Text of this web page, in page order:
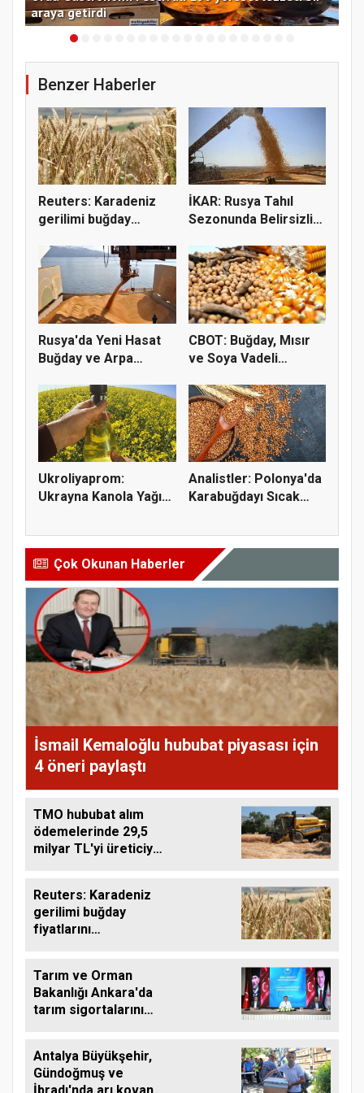
araya getirdi
Benzer Haberler
Reuters: Karadeniz
gerilimi buğday
İKAR: Rusya Tahıl
Sezonunda Belirsizlik
Rusya'da Yeni Hasat
Buğday ve Arpa
CBOT: Buğday, Mısır
ve Soya Vadeli
Ukroliyaprom:
Ukrayna Kanola Yağı
Analistler: Polonya'da
Karabuğdayı Sıcak
Çok Okunan Haberler
İsmail Kemaloğlu hububat piyasası için
4 öneri paylaştı
TMO hububat alım
ödemelerinde 29,5
milyar TL'yi üreticiye
Reuters: Karadeniz
gerilimi buğday
fiyatlarını
Tarım ve Orman
Bakanlığı Ankara'da
tarım sigortalarını
Antalya Büyükşehir,
Gündoğmuş ve